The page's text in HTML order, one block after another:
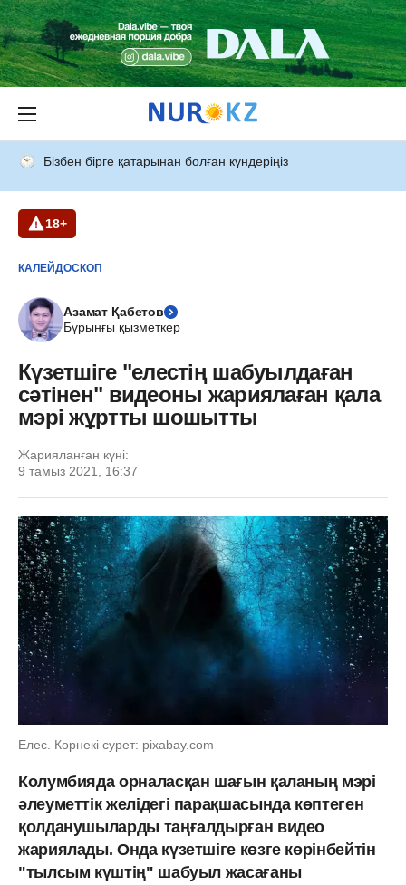
Бізбен бірге қатарынан болған күндеріңіз
18+
КАЛЕЙДОСКОП
Азамат Қабетов
Бұрынғы қызметкер
Күзетшіге "елестің шабуылдаған
сәтінен" видеоны жариялаған қала
мэрі жұртты шошытты
Жарияланған күні:
9 тамыз 2021, 16:37
Елес. Көрнекі сурет: pixabay.com
Колумбияда орналасқан шағын қаланың мэрі
әлеуметтік желідегі парақшасында көптеген
қолданушыларды таңғалдырған видео
жариялады. Онда күзетшіге көзге көрінбейтін
"тылсым күштің" шабуыл жасағаны